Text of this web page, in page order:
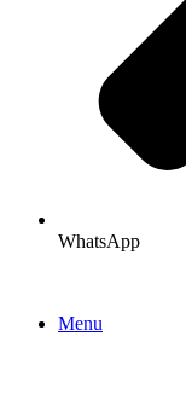
WhatsApp
Menu